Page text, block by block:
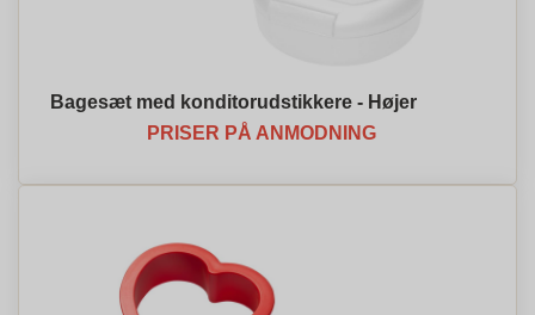
Bagesæt med konditorudstikkere - Højer
PRISER PÅ ANMODNING